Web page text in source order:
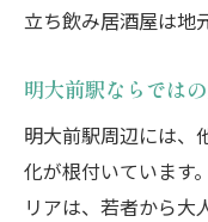
立ち飲み居酒屋は地
明大前駅ならでは
明大前駅周辺には、
化が根付いています
リアは、若者から大